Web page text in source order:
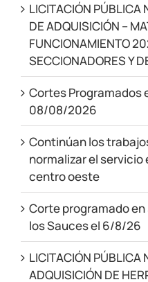
LICITACIÓN
DE ADQUISICIÓN –
FUNCIONAMIENTO
SECCIONADORES Y
Cortes Programados
08/08/2026
Continúan los
normalizar el servicio
centro oeste
Corte programado
los Sauces el 6/8/26
LICITACIÓN
ADQUISICIÓN DE